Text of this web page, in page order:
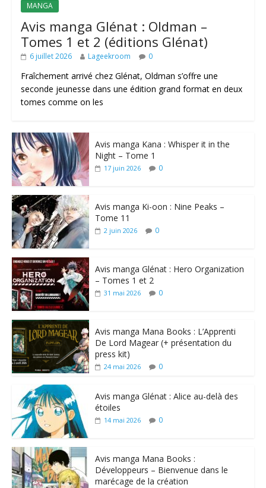
MANGA
Avis manga Glénat : Oldman –
Tomes 1 et 2 (éditions Glénat)
6 juillet 2026 Lageekroom 0
Fraîchement arrivé chez Glénat, Oldman s’offre une
seconde jeunesse dans une édition grand format en deux
tomes comme on les
Avis manga Kana : Whisper it in the
Night – Tome 1
17 juin 2026 0
Avis manga Ki-oon : Nine Peaks –
Tome 11
2 juin 2026 0
Avis manga Glénat : Hero Organization
– Tomes 1 et 2
31 mai 2026 0
Avis manga Mana Books : L’Apprenti
De Lord Magear (+ présentation du
press kit)
24 mai 2026 0
Avis manga Glénat : Alice au-delà des
étoiles
14 mai 2026 0
Avis manga Mana Books :
Développeurs – Bienvenue dans le
marécage de la création